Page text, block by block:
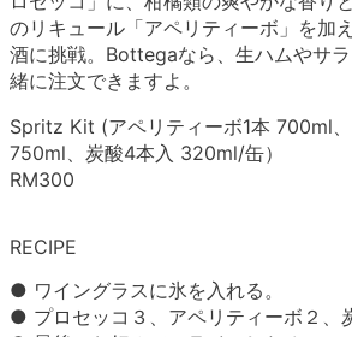
のリキュール「アペリティーボ」を加
酒に挑戦。Bottegaなら、生ハムやサ
緒に注文できますよ。
Spritz Kit (アペリティーボ1本 700ml
750ml、炭酸4本入 320ml/缶）
RM300
RECIPE
● ワイングラスに氷を入れる。
● プロセッコ３、アペリティーボ２、